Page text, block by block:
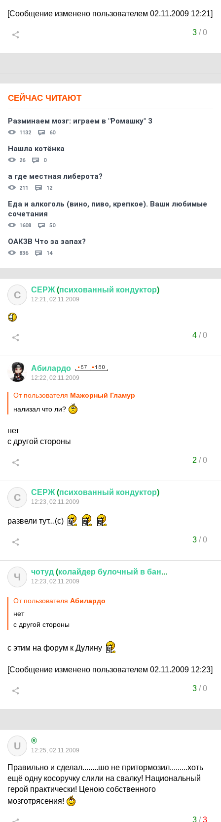
[Сообщение изменено пользователем 02.11.2009 12:21]
3/0
СЕЙЧАС ЧИТАЮТ
Разминаем мозг: играем в "Ромашку" 3
1132 60
Нашла котёнка
26 0
а где местная либерота?
211 12
Еда и алкоголь (вино, пиво, крепкое). Ваши любимые
сочетания
1608 50
ОАКЗВ Что за запах?
836 14
С СЕРЖ (психованный кондуктор)
12:21, 02.11.2009
4/0
Абилардо
12:22, 02.11.2009
От пользователя Мажорный Гламур
нализал что ли?
нет
с другой стороны
2 /0
С СЕРЖ (психованный кондуктор)
12:23, 02.11.2009
развели тут...(с)
3/0
Ч чотуд (колайдер булочный в бан...
12:23, 02.11.2009
От пользователя Абилардо
нет
с другой стороны
с этим на форум к Дулину
[Сообщение изменено пользователем 02.11.2009 12:23]
3/0
U ®
12:25, 02.11.2009
Правильно и сделал........шо не притормозил.........хоть
ещё одну косоручку слили на свалку! Национальный
герой практически! Ценою собственного
мозготрясения!
3/3